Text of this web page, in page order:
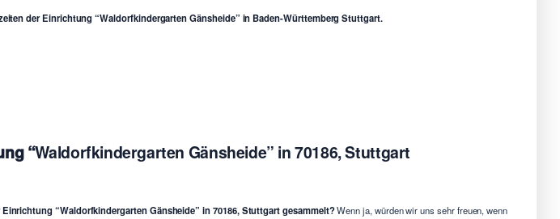
der Einrichtung “Waldorfkindergarten Gänsheide” in Baden-Württemberg Stuttgart.
“Waldorfkindergarten Gänsheide” in 70186, Stuttgart
“Waldorfkindergarten Gänsheide” in 70186, Stuttgart gesammelt?Wenn ja, würden wir uns sehr freuen, wenn